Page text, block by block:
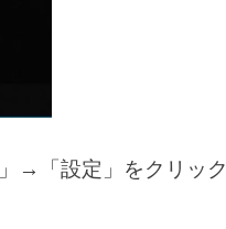
→「設定」をクリック